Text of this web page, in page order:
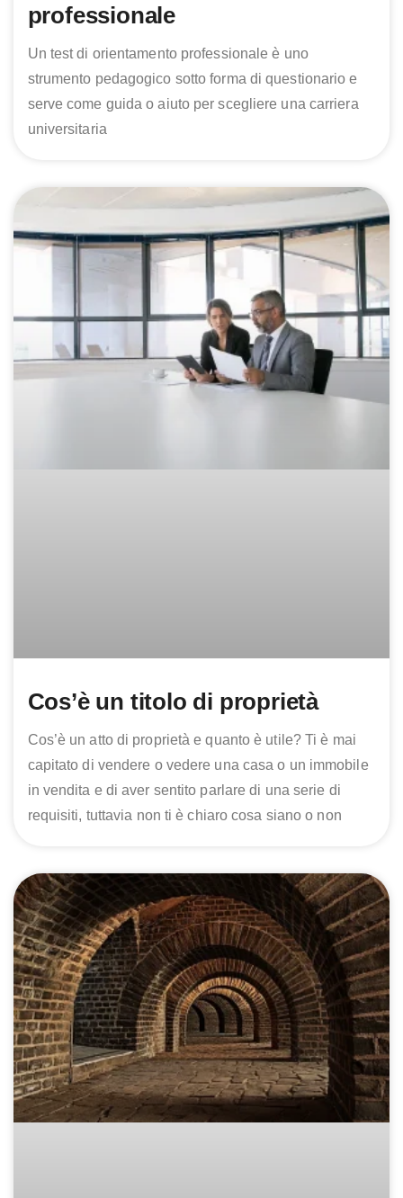
professionale
Un test di orientamento professionale è uno
strumento pedagogico sotto forma di questionario e
serve come guida o aiuto per scegliere una carriera
universitaria
Cos’è un titolo di proprietà
Cos’è un atto di proprietà e quanto è utile? Ti è mai
capitato di vendere o vedere una casa o un immobile
in vendita e di aver sentito parlare di una serie di
requisiti, tuttavia non ti è chiaro cosa siano o non